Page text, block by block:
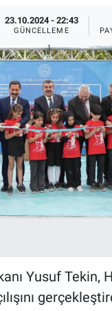
23.10.2024 - 22:43
GÜNCELLEME
Yusuf Tekin,